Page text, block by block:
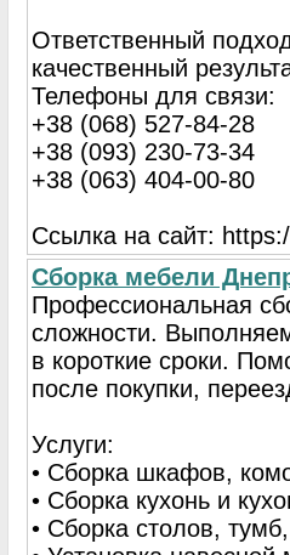
Ответственный
качественный
Телефоны для связи:
+38 (068) 527-84-28
+38 (093) 230-73-34
+38 (063) 404-00-80
Ссылка на сайт:
Сборка мебели
Профессиональная
сложности.
в короткие сроки.
после покупки,
Услуги:
• Сборка шкафов,
• Сборка кухонь и
• Сборка столов,